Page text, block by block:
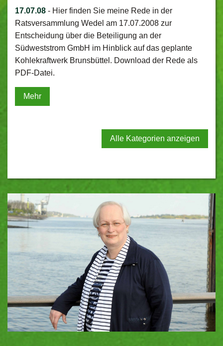
17.07.08 - Hier finden Sie meine Rede in der
Ratsversammlung Wedel am 17.07.2008 zur
Entscheidung über die Beteiligung an der
Südweststrom GmbH im Hinblick auf das geplante
Kohlekraftwerk Brunsbüttel. Download der Rede als
PDF-Datei.
Mehr
Alle Kategorien anzeigen